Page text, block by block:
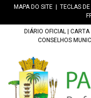
MAPA DO SITE TECLAS
DIÁRIO OFICIAL CARTA
CONSELHOS